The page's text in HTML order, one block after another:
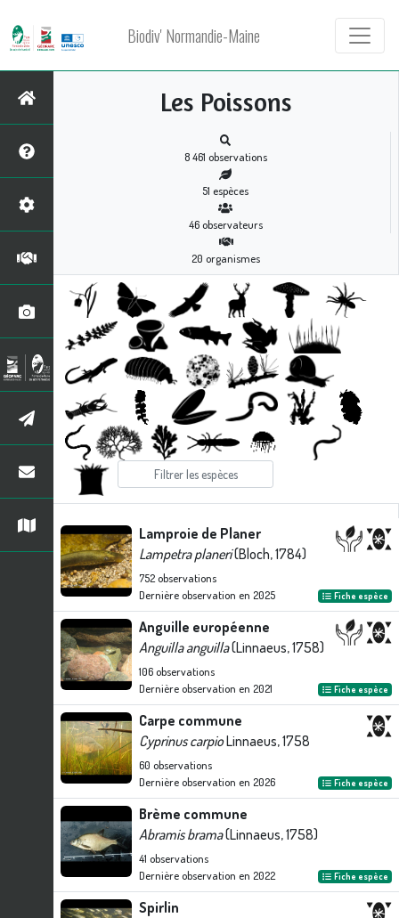
Biodiv' Normandie-Maine
Les Poissons
8 461 observations
51 espèces
46observateurs
20 organismes
Lamproie de Planer
Lampetra planeri(Bloch, 1784)
752observations
Dernière observation en 2025 Fiche espèce
Anguille européenne
Anguilla anguilla(Linnaeus, 1758)
106observations
Dernière observation en 2021 Fiche espèce
Carpe commune
Cyprinus carpioLinnaeus, 1758
60 observations
Dernière observation en 2026 Fiche espèce
Brème commune
Abramis brama(Linnaeus, 1758)
41 observations
Dernière observation en 2022 Fiche espèce
Spirlin